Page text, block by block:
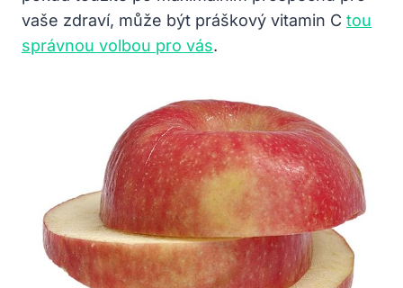
‍vaše⁢ zdraví,‌ může být práškový vitamin C tou
správnou volbou pro vás.